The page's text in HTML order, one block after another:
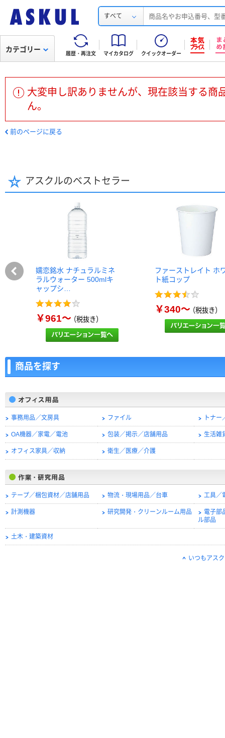
すべて
履歴・再注文 マイカタログ クイックオーダー
カテゴリー
大変申し訳ありませんが、現在該当する商
ん。
前のページに戻る
アスクルのベストセラー
嬬恋銘水 ナチュラルミネ
ラルウォーター 500mlキ
ャップシ…
￥961～（税抜き）
ファーストレイト ホ
ト紙コップ
￥340～（税抜き）
商品を探す
事務用品／文房具 ファイル トナ
OA機器／家電／電池 包装／掲示／店舗用品 生活雑
オフィス家具／収納 衛生／医療／介護
テープ／梱包資材／店舗用品 物流・現場用品／台車 工具／
計測機器 研究開発・クリーンルーム用品
電子部
ル部品
土木・建築資材
いつもアス